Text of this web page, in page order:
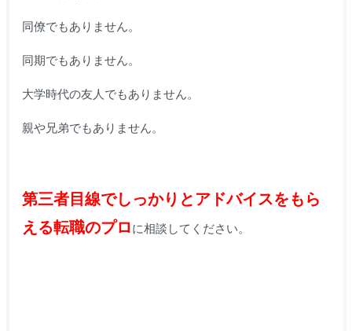
同僚でもありません。
同期でもありません。
大学時代の友人でもありません。
親や兄弟でもありません。
第三者目線でしっかりとアドバイスをもら
える転職のプロ に相談してください。